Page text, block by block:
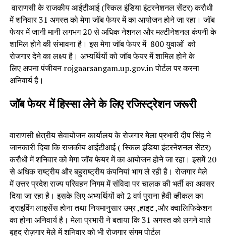
वाराणसी के राजकीय आईटीआई (स्किल इंडिया इंटरनेशनल सेंटर) करौधी
में शनिवार 31 अगस्त को मेगा जॉब फेयर में का आयोजन होने जा रहा। जॉब
फेयर में जानी मानी लगभग 20 से अधिक नेशनल और मल्टीनेशनल कंपनी के
शामिल होने की संभावना है। इस मेगा जॉब फेयर में 800 युवाओं को
रोजगार देने का लक्ष्य है। अभ्यर्थियों को जॉब फेयर में शामिल होने के
लिए अपना पंजीयन rojgaarsangam.up.gov.in पोर्टल पर करना
अनिवार्य है।
जॉब फेयर में हिस्सा लेने के लिए रजिस्ट्रेशन जरूरी
वाराणसी क्षेत्रीय सेवायोजन कार्यालय के रोजगार मेला प्रभारी दीप सिंह ने
जानकारी दिया कि राजकीय आईटीआई ( स्किल इंडिया इंटरनेशनल सेंटर)
करौधी में शनिवार को मेगा जॉब फेयर में का आयोजन होने जा रहा। इसमें 20
से अधिक राष्ट्रीय और बहुराष्ट्रीय कंपनियां भाग ले रही है। रोजगार मेले
में उत्तर प्रदेश राज्य परिवहन निगम में संविदा पर चालक की भर्ती का अवसर
दिया जा रहा है। इसके लिए अभ्यर्थियों को 2 वर्ष पुराना हैवी व्हीकल का
ड्राइविंग लाइसेंस होना तथा नियमानुसार उम्र ,हाइट ,और क्वालिफिकेशन
का होना अनिवार्य है। मेला प्रभारी ने बताया कि 31 अगस्त को लगने वाले
बृहद रोज़गार मेले में शनिवार को भी रोजगार संगम पोर्टल